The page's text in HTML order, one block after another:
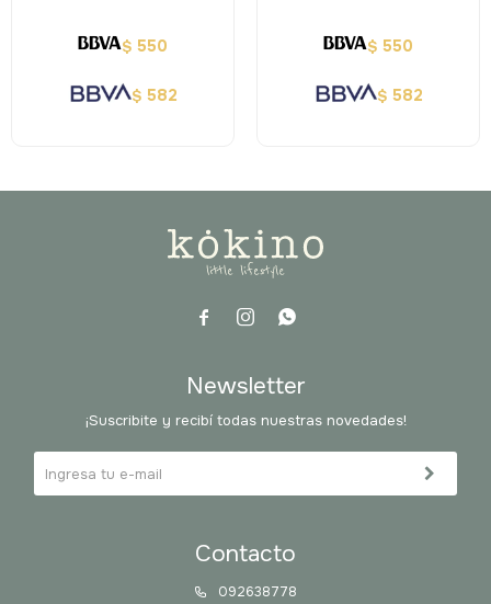
$ 550
$ 582
$ 550
$ 582
  
Contacto
092638778
Newsletter
¡Suscribite y recibí todas nuestras novedades!